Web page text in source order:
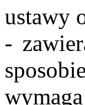
ustawy
-